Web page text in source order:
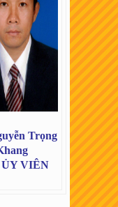
Trọng
ỦY VIÊN